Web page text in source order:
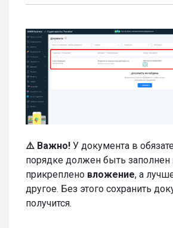
⚠️ Важно! У документа в
порядке должен быть заполнен
прикреплено вложение, а
другое. Без этого сохранить
получится.